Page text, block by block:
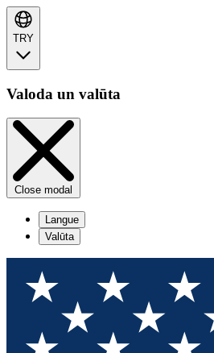
TRY
Valoda un valūta
Close modal
Langue
Valūta